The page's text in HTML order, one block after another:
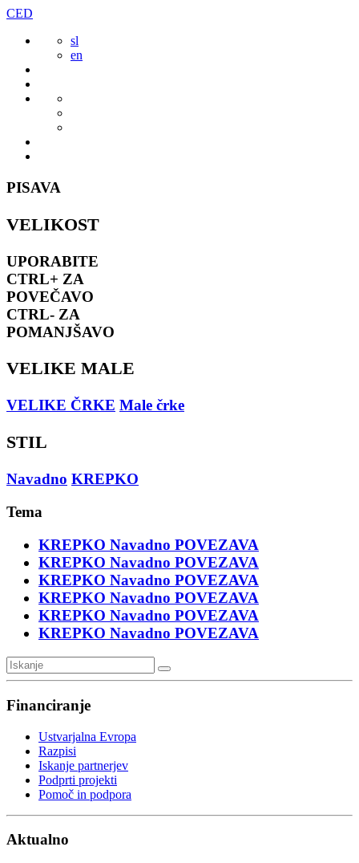
Preskoči
vsebine
CED
sl
en
PISAVA
VELIKOST
UPORABITE
CTRL+ ZA
POVEČAVO
CTRL- ZA
POMANJŠAVO
VELIKE MALE
VELIKE ČRKE Male črke
STIL
Navadno KREPKO
Tema
KREPKO Navadno POVEZAVA
KREPKO Navadno POVEZAVA
KREPKO Navadno POVEZAVA
KREPKO Navadno POVEZAVA
KREPKO Navadno POVEZAVA
KREPKO Navadno POVEZAVA
Financiranje
Ustvarjalna Evropa
Razpisi
Iskanje partnerjev
Podprti projekti
Pomoč in podpora
Aktualno